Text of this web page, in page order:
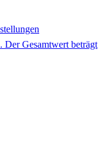
Der Gesamtwert beträgt